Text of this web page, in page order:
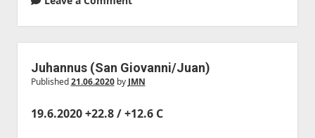
Juhannus (San Giovanni/Juan)
Published21.06.2020by JMN
19.6.2020 +22.8 / +12.6 C